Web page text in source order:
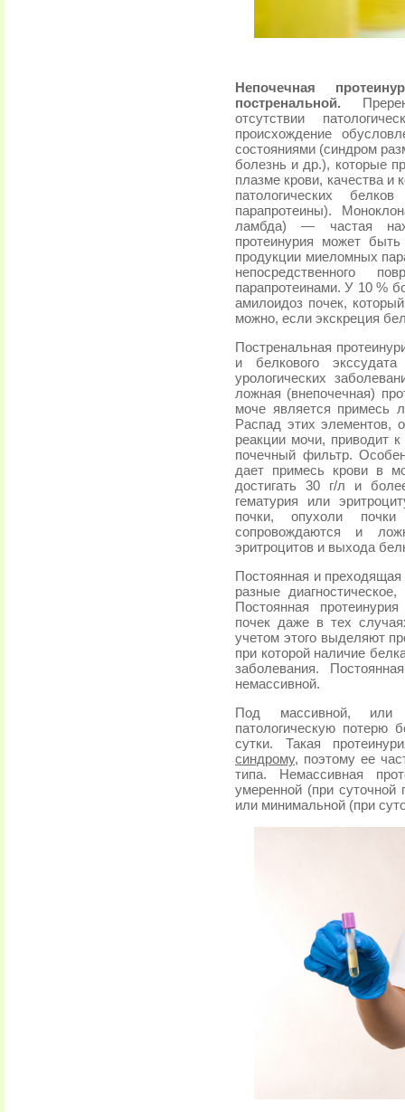
Непочечная
постренальной.
отсутствии
происхождение
состояниями (синдром
болезнь и др.), которые
плазме крови, качества и
патологических
парапротеины).
ламбда) — частая
протеинурия может
продукции миеломных
непосредственного
парапротеинами. У 10 %
амилоидоз почек,
можно, если экскреция
Постренальная
и белкового
урологических
ложная (внепочечная)
моче является примесь
Распад этих элементов,
реакции мочи, приводит
почечный фильтр.
дает примесь крови в
достигать 30 г/л и
гематурия или
почки, опухоли
сопровождаются и
эритроцитов и выхода
Постоянная и
разные
Постоянная
почек даже в тех
учетом этого выделяют
при которой наличие
заболевания.
немассивной.
Под массивной, или
патологическую
сутки. Такая
синдрому, поэтому ее
типа. Немассивная
умеренной (при суточной
или минимальной (при